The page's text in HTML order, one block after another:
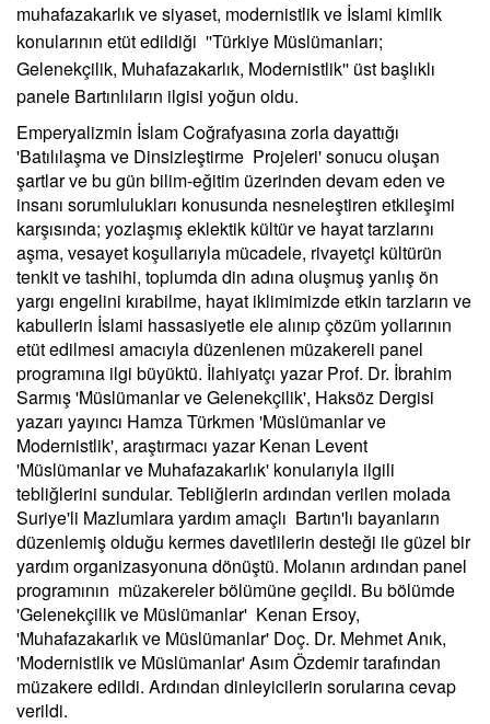
muhafazakarlık ve siyaset, modernistlik ve İslami kimlik
konularının etüt edildiği ''Türkiye Müslümanları;
Gelenekçilik, Muhafazakarlık, Modernistlik'' üst başlıklı
panele Bartınlıların ilgisi yoğun oldu.
Emperyalizmin İslam Coğrafyasına zorla dayattığı
'Batılılaşma ve Dinsizleştirme Projeleri' sonucu oluşan
şartlar ve bu gün bilim-eğitim üzerinden devam eden ve
insanı sorumlulukları konusunda nesneleştiren etkileşimi
karşısında; yozlaşmış eklektik kültür ve hayat tarzlarını
aşma, vesayet koşullarıyla mücadele, rivayetçi kültürün
tenkit ve tashihi, toplumda din adına oluşmuş yanlış ön
yargı engelini kırabilme, hayat iklimimizde etkin tarzların ve
kabullerin İslami hassasiyetle ele alınıp çözüm yollarının
etüt edilmesi amacıyla düzenlenen müzakereli panel
programına ilgi büyüktü. İlahiyatçı yazar Prof. Dr. İbrahim
Sarmış 'Müslümanlar ve Gelenekçilik', Haksöz Dergisi
yazarı yayıncı Hamza Türkmen 'Müslümanlar ve
Modernistlik', araştırmacı yazar Kenan Levent
'Müslümanlar ve Muhafazakarlık' konularıyla ilgili
tebliğlerini sundular. Tebliğlerin ardından verilen molada
Suriye'li Mazlumlara yardım amaçlı Bartın'lı bayanların
düzenlemiş olduğu kermes davetlilerin desteği ile güzel bir
yardım organizasyonuna dönüştü. Molanın ardından panel
programının müzakereler bölümüne geçildi. Bu bölümde
'Gelenekçilik ve Müslümanlar' Kenan Ersoy,
'Muhafazakarlık ve Müslümanlar' Doç. Dr. Mehmet Anık,
'Modernistlik ve Müslümanlar' Asım Özdemir tarafından
müzakere edildi. Ardından dinleyicilerin sorularına cevap
verildi.